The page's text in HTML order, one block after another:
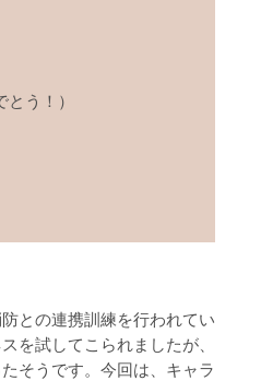
とう！）
との連携訓練を⾏われてい
を試してこられましたが、
そうです。今回は、キャラ